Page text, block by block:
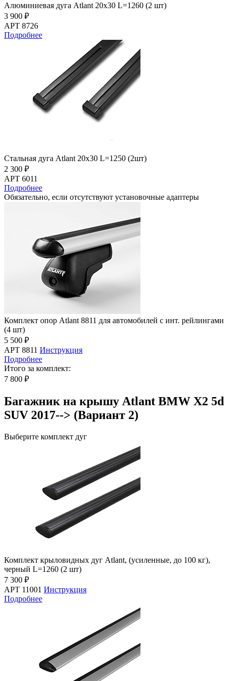
Алюминиевая дуга Atlant 20х30 L=1260 (2 шт)
3 900 ₽
АРТ 8726
Подробнее
Стальная дуга Atlant 20х30 L=1250 (2шт)
2 300 ₽
АРТ 6011
Подробнее
Обязательно, если отсутствуют установочные адаптеры
Комплект опор Atlant 8811 для автомобилей с инт. рейлингами
(4 шт)
5 500 ₽
АРТ 8811 Инструкция
Подробнее
Итого за комплект:
7 800 ₽
Багажник на крышу Atlant BMW X2 5d
SUV 2017--> (Вариант 2)
Выберите комплект дуг
Комплект крыловидных дуг Atlant, (усиленные, до 100 кг),
черный L=1260 (2 шт)
7 300 ₽
АРТ 11001 Инструкция
Подробнее